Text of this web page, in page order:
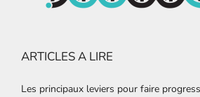
ARTICLES A LIRE
Les principaux leviers pour faire